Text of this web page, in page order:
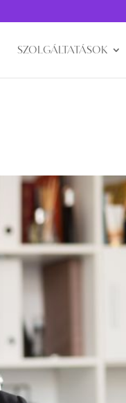
SZOLGÁLTATÁSOK